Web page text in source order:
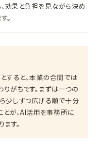
効果と負担を見ながら決め
。
すると、本業の合間では
がちです。まずは一つの
少しずつ広げる順で十分
とが、AI活用を事務所に
す。